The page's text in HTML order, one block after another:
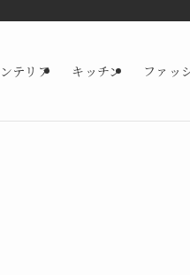
テリア キッチン ファッ